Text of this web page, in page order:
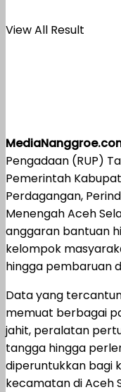
View All Result
Pengadaan (RUP)
Pemerintah
Perdagangan,
Menengah Aceh
anggaran bantuan
kelompok
hingga pembaruan
Data yang
memuat berbagai
jahit, peralatan
tangga hingga
diperuntukkan bagi
kecamatan di Aceh